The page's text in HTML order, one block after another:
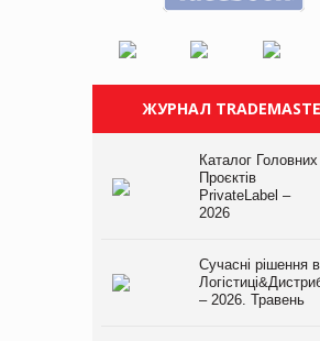
ЖУРНАЛ
Каталог Головних
Проєктів
PrivateLabel –
2026
Сучасні рішення в
– 2026. Травень